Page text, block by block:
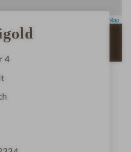
OpenStreetMap
MIT GOOGLE
4